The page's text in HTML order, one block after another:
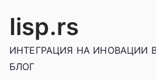
Iisp.rs
ИНТЕГРАЦИЯ НА ИНОВАЦИИ
БЛОГ